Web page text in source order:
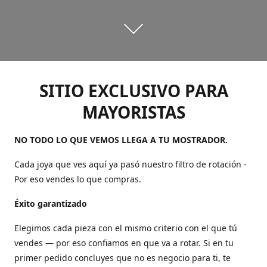
SITIO EXCLUSIVO PARA
MAYORISTAS
NO TODO LO QUE VEMOS LLEGA A TU MOSTRADOR.
Cada joya que ves aquí ya pasó nuestro filtro de rotación -
Por eso vendes lo que compras.
Éxito garantizado
Elegimos cada pieza con el mismo criterio con el que tú
vendes — por eso confiamos en que va a rotar. Si en tu
primer pedido concluyes que no es negocio para ti, te